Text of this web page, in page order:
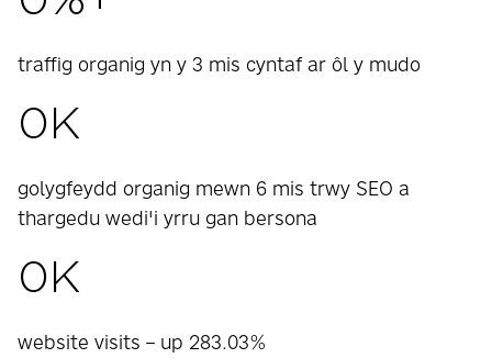
traffig organig yn y 3 mis cyntaf ar ôl y mudo
0 K
golygfeydd organig mewn 6 mis trwy SEO a
thargedu wedi'i yrru gan bersona
0 K
website visits – up 283.03%